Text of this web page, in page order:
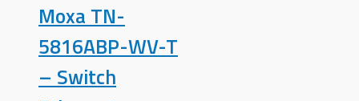
Moxa TN-
5816ABP-WV-T
– Switch